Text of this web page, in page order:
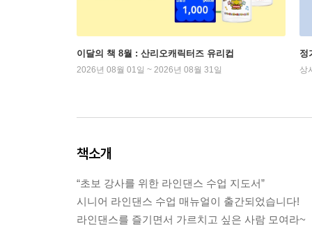
이달의 책 8월 : 산리오캐릭터즈 유리컵
2026년 08월 01일 ~ 2026년 08월 31일
정
상
책소개
“초보 강사를 위한 라인댄스 수업 지도서”
시니어 라인댄스 수업 매뉴얼이 출간되었습니다!
라인댄스를 즐기면서 가르치고 싶은 사람 모여라~